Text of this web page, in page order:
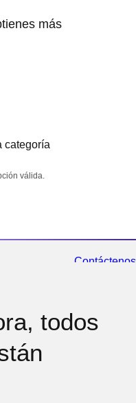
más
categoría
válida.
Contáctenos
todos